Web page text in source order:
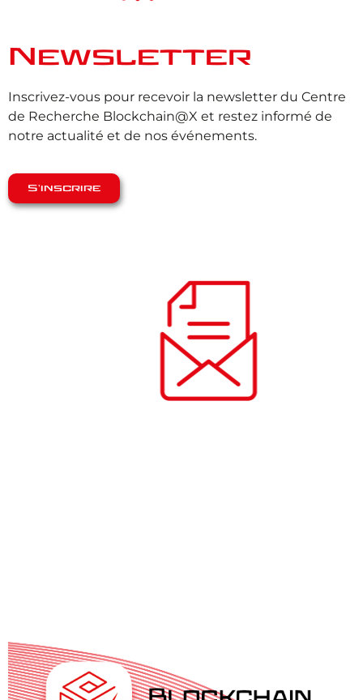
Newsletter
Inscrivez-vous pour recevoir la newsletter du Centre
de Recherche Blockchain@X et restez informé de
notre actualité et de nos événements.
S'inscrire